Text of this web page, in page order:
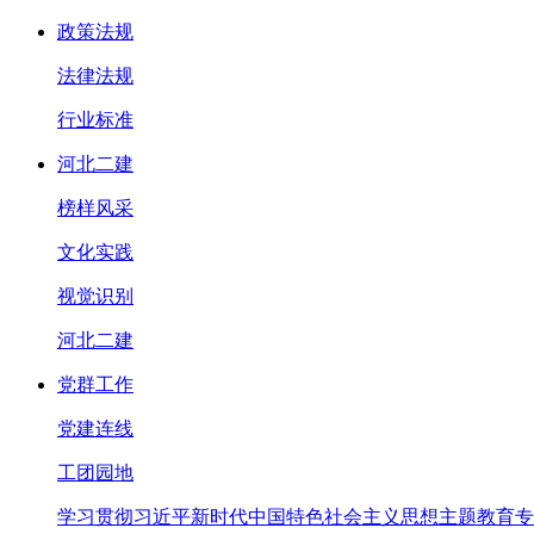
政策法规
法律法规
行业标准
河北二建
榜样风采
文化实践
视觉识别
河北二建
党群工作
党建连线
工团园地
学习贯彻习近平新时代中国特色社会主义思想主题教育